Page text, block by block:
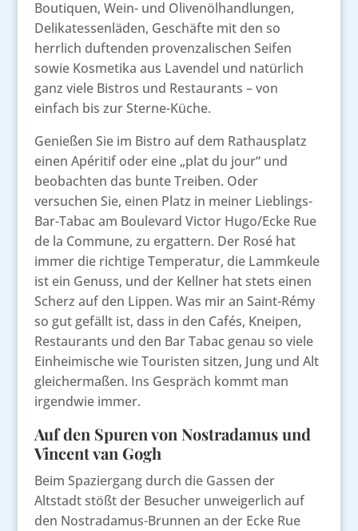
Boutiquen, Wein- und Olivenölhandlungen,
Delikatessenläden, Geschäfte mit den so
herrlich duftenden provenzalischen Seifen
sowie Kosmetika aus Lavendel und natürlich
ganz viele Bistros und Restaurants – von
einfach bis zur Sterne-Küche.
Genießen Sie im Bistro auf dem Rathausplatz
einen Apéritif oder eine „plat du jour“ und
beobachten das bunte Treiben. Oder
versuchen Sie, einen Platz in meiner Lieblings-
Bar-Tabac am Boulevard Victor Hugo/Ecke Rue
de la Commune, zu ergattern. Der Rosé hat
immer die richtige Temperatur, die Lammkeule
ist ein Genuss, und der Kellner hat stets einen
Scherz auf den Lippen. Was mir an Saint-Rémy
so gut gefällt ist, dass in den Cafés, Kneipen,
Restaurants und den Bar Tabac genau so viele
Einheimische wie Touristen sitzen, Jung und Alt
gleichermaßen. Ins Gespräch kommt man
irgendwie immer.
Auf den Spuren von Nostradamus und
Vincent van Gogh
Beim Spaziergang durch die Gassen der
Altstadt stößt der Besucher unweigerlich auf
den Nostradamus-Brunnen an der Ecke Rue